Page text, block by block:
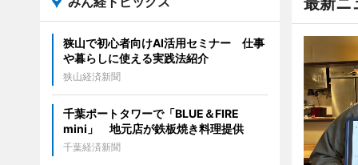
狭山で初心者向けAI活用セミナー 仕事
や暮らしに使える実践法紹介
狭山経済新聞
千葉ポートタワーで「BLUE＆FIRE
mini」 地元店が鉄板焼き料理提供
千葉経済新聞